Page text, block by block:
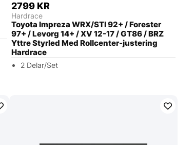
2799 KR
Hardrace
Toyota Impreza WRX/STI 92+ / Forester
97+ / Levorg 14+ / XV 12-17 / GT86 / BRZ
Yttre Styrled Med Rollcenter-justering
Hardrace
2 Delar/Set